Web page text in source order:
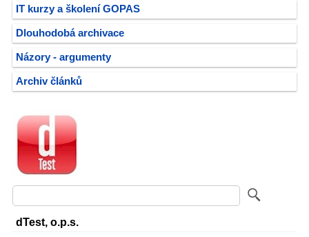
IT kurzy a školení GOPAS
Dlouhodobá archivace
Názory - argumenty
Archiv článků
dTest, o.p.s.